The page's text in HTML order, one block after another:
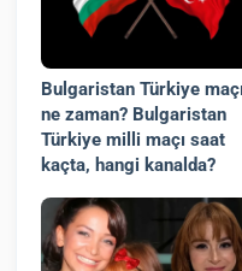
Bulgaristan Türkiye maçı
ne zaman? Bulgaristan
Türkiye milli maçı saat
kaçta, hangi kanalda?